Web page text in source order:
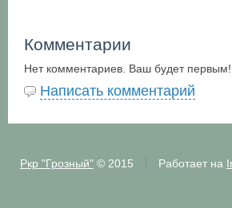
Комментарии
Нет комментариев. Ваш будет первым!
Написать комментарий
Ркр "Грозный"© 2015 Работает на